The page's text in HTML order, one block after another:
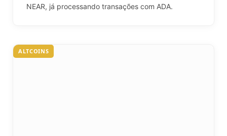
NEAR, já processando transações com ADA.
ALTCOINS